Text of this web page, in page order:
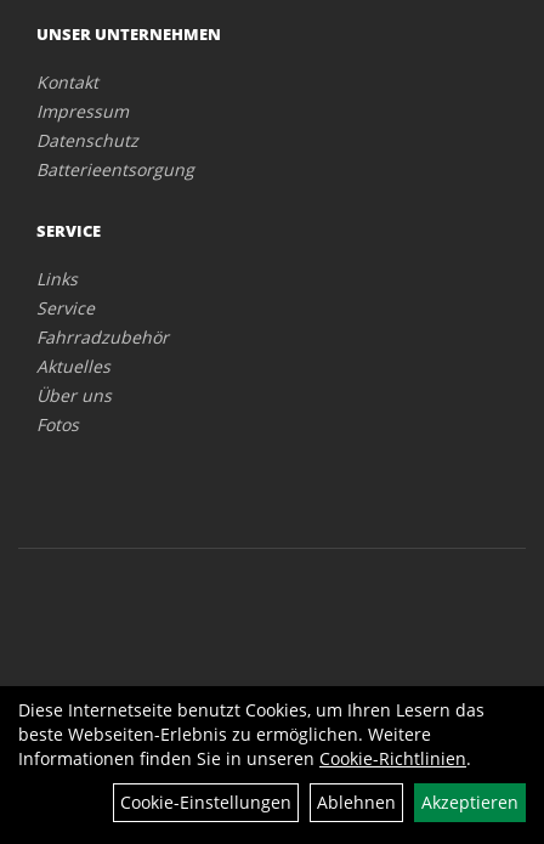
UNSER UNTERNEHMEN
Kontakt
Impressum
Datenschutz
Batterieentsorgung
SERVICE
Links
Service
Fahrradzubehör
Aktuelles
Über uns
Fotos
Diese Internetseite benutzt Cookies, um Ihren Lesern das
beste Webseiten-Erlebnis zu ermöglichen. Weitere
Informationen finden Sie in unseren Cookie-Richtlinien.
Cookie-Einstellungen
Ablehnen Akzeptieren